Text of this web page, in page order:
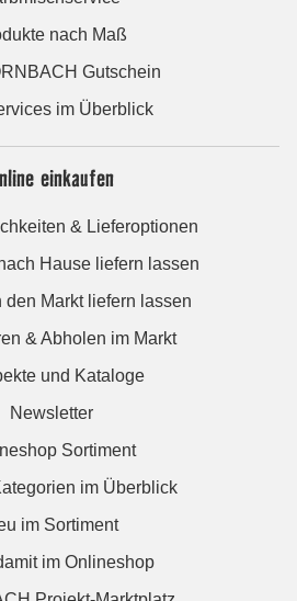
nach Maß
Gutschein
im Überblick
einkaufen
& Lieferoptionen
Hause liefern lassen
den Markt liefern lassen
& Abholen im Markt
und Kataloge
Newsletter
Sortiment
im Überblick
im Sortiment
im Onlineshop